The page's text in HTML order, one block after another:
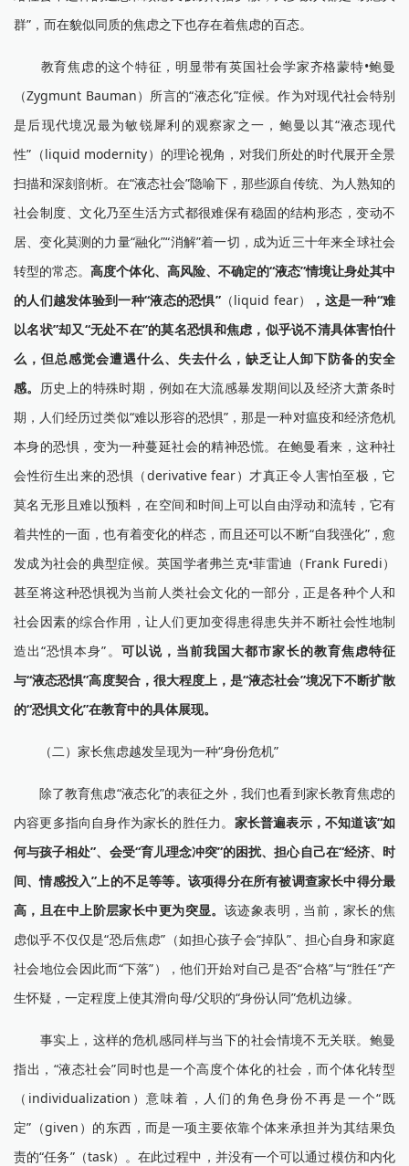
群”，而在貌似同质的焦虑之下也存在着焦虑的百态。
教育焦虑的这个特征，明显带有英国社会学家齐格蒙特•鲍曼
（Zygmunt Bauman）所言的“液态化”症候。作为对现代社会特别
是后现代境况最为敏锐犀利的观察家之一，鲍曼以其“液态现代
性”（liquid modernity）的理论视角，对我们所处的时代展开全景
扫描和深刻剖析。在“液态社会”隐喻下，那些源自传统、为人熟知的
社会制度、文化乃至生活方式都很难保有稳固的结构形态，变动不
居、变化莫测的力量“融化”“消解”着一切，成为近三十年来全球社会
转型的常态。 高度个体化、高风险、不确定的“液态”情境让身处其中
的人们越发体验到一种“液态的恐惧”（liquid fear）
，这是一种“难
以名状”却又“无处不在”的莫名恐惧和焦虑，似乎说不清具体害怕什
么，但总感觉会遭遇什么、失去什么，缺乏让人卸下防备的安全
感。 历史上的特殊时期，例如在大流感暴发期间以及经济大萧条时
期，人们经历过类似“难以形容的恐惧”，那是一种对瘟疫和经济危机
本身的恐惧，变为一种蔓延社会的精神恐慌。在鲍曼看来，这种社
会性衍生出来的恐惧（derivative fear）才真正令人害怕至极，它
莫名无形且难以预料，在空间和时间上可以自由浮动和流转，它有
着共性的一面，也有着变化的样态，而且还可以不断“自我强化”，愈
发成为社会的典型症候。英国学者弗兰克•菲雷迪（Frank Furedi）
甚至将这种恐惧视为当前人类社会文化的一部分，正是各种个人和
社会因素的综合作用，让人们更加变得患得患失并不断社会性地制
造出“恐惧本身”。 可以说，当前我国大都市家长的教育焦虑特征
与“液态恐惧”高度契合，很大程度上，是“液态社会”境况下不断扩散
的“恐惧文化”在教育中的具体展现。
（二）家长焦虑越发呈现为一种“身份危机”
除了教育焦虑“液态化”的表征之外，我们也看到家长教育焦虑的
内容更多指向自身作为家长的胜任力。 家长普遍表示，不知道该“如
何与孩子相处”、会受“育儿理念冲突”的困扰、担心自己在“经济、时
间、情感投入”上的不足等等。该项得分在所有被调查家长中得分最
高，且在中上阶层家长中更为突显。 该迹象表明，当前，家长的焦
虑似乎不仅仅是“恐后焦虑”（如担心孩子会“掉队”、担心自身和家庭
社会地位会因此而“下落”），他们开始对自己是否“合格”与“胜任”产
生怀疑，一定程度上使其滑向母/父职的“身份认同”危机边缘。
事实上，这样的危机感同样与当下的社会情境不无关联。鲍曼
指出，“液态社会”同时也是一个高度个体化的社会，而个体化转型
（individualization）意味着，人们的角色身份不再是一个“既
定”（given）的东西，而是一项主要依靠个体来承担并为其结果负
责的“任务”（task）。在此过程中，并没有一个可以通过模仿和内化